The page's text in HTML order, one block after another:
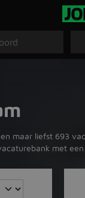
maar liefst 693
met